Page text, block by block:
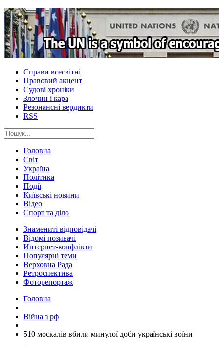
Справи всесвітні
Правовий акцент
Судові хроніки
Злочин і кара
Резонансні вердикти
RSS
Головна
Світ
Україна
Політика
Події
Київські новини
Відео
Спорт та діло
Знамениті відповідачі
Відомі позивачі
Интернет-конфлікти
Популярні теми
Верховна Рада
Ретроспектива
Фоторепортаж
Головна
Війна з рф
​510 москалів вбили минулої доби українські воїни